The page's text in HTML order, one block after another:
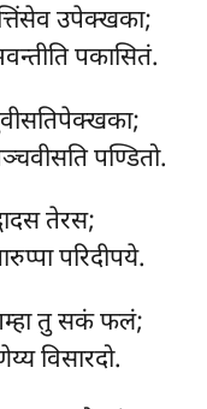
उपेक्खका;
पकासितं.
पण्डितो.
तेरस;
परिदीपये.
तु सकं फलं;
विसारदो.